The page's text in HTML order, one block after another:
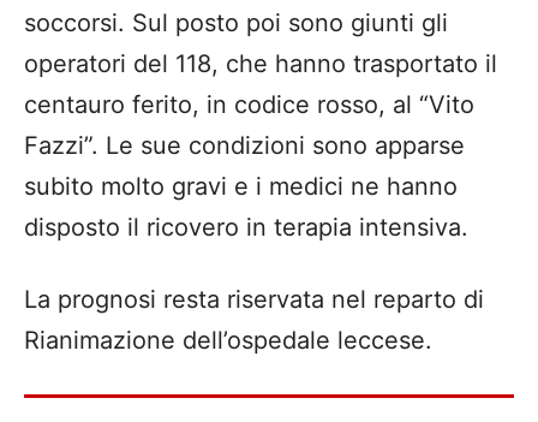
soccorsi. Sul posto poi sono giunti gli
operatori del 118, che hanno trasportato il
centauro ferito, in codice rosso, al “Vito
Fazzi”. Le sue condizioni sono apparse
subito molto gravi e i medici ne hanno
disposto il ricovero in terapia intensiva.
La prognosi resta riservata nel reparto di
Rianimazione dell’ospedale leccese.